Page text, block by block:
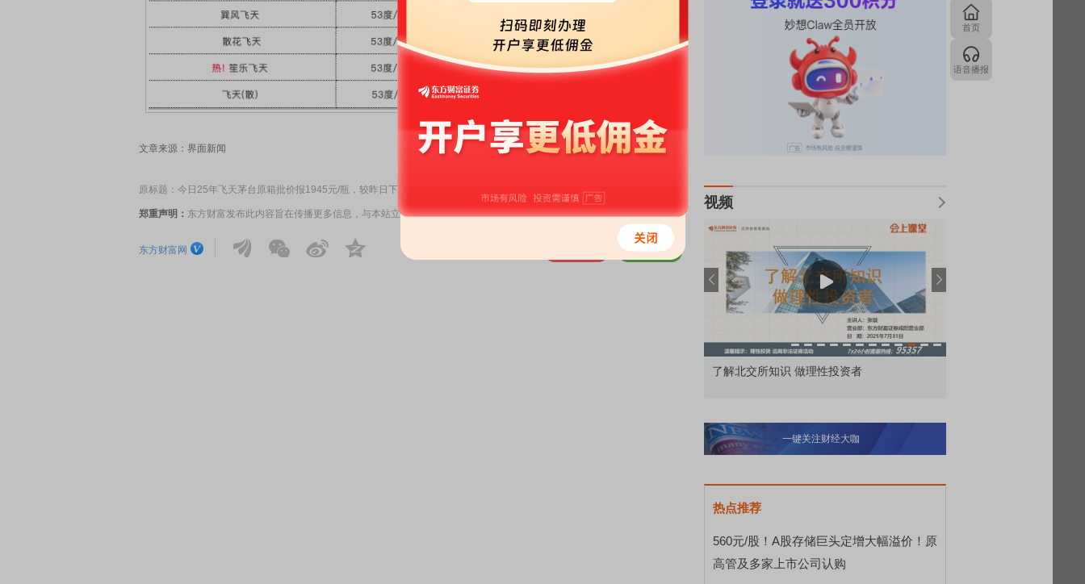
文章来源：界面新闻 责任编辑：91
原标题：今日25年飞天茅台原箱批价报1945元/瓶，较昨日下跌5元
郑重声明： 东方财富发布此内容旨在传播更多信息，与本站立场无关，不构成投资建议。据此操作，风险自担。 举报
东方财富网
视频
了解北交所知识 做理性投资者
一键关注财经大咖
热点推荐
560元/股！A股存储巨头定增大幅溢价！原
高管及多家上市公司认购
首页
语音播报